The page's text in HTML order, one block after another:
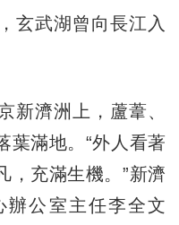
武湖曾向長江入
濟洲上，蘆葦、
葉滿地。“外人看著
，充滿生機。”新濟
辦公室主任李全文